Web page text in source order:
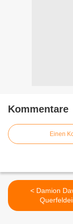
Kommentare
Einen
< Damion Davis –